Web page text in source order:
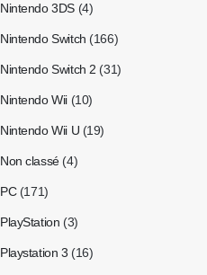
Nintendo 3DS (4)
Nintendo Switch (166)
Nintendo Switch 2 (31)
Nintendo Wii (10)
Nintendo Wii U (19)
Non classé (4)
PC (171)
PlayStation (3)
Playstation 3 (16)